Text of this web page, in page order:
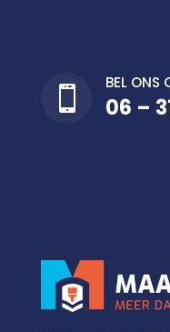

BEL ONS
06 –